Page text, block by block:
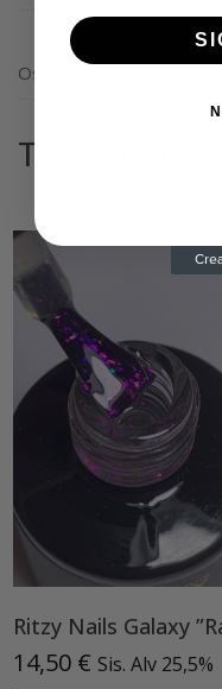
Scissors
22mm
määrä
Osastot:
Tutustu myös
14,50 € Sis. Alv 25,5%